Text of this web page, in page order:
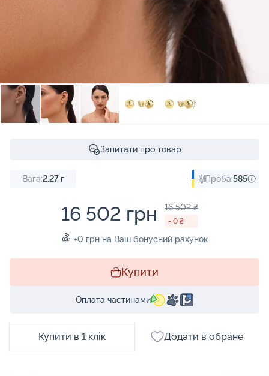
Запитати про товар
Вага:2.27г Проба:585
16 502 грн 16 502 ₴
- 0 ₴
+0 грн на Ваш бонусний рахунок
Купити
Оплата частинами
Купити в 1 клік Додати в обране